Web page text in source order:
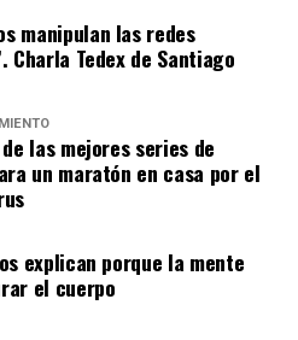
manipulan las redes
Charla Tedex de Santiago
las mejores series de
un maratón en casa por el
explican porque la mente
el cuerpo